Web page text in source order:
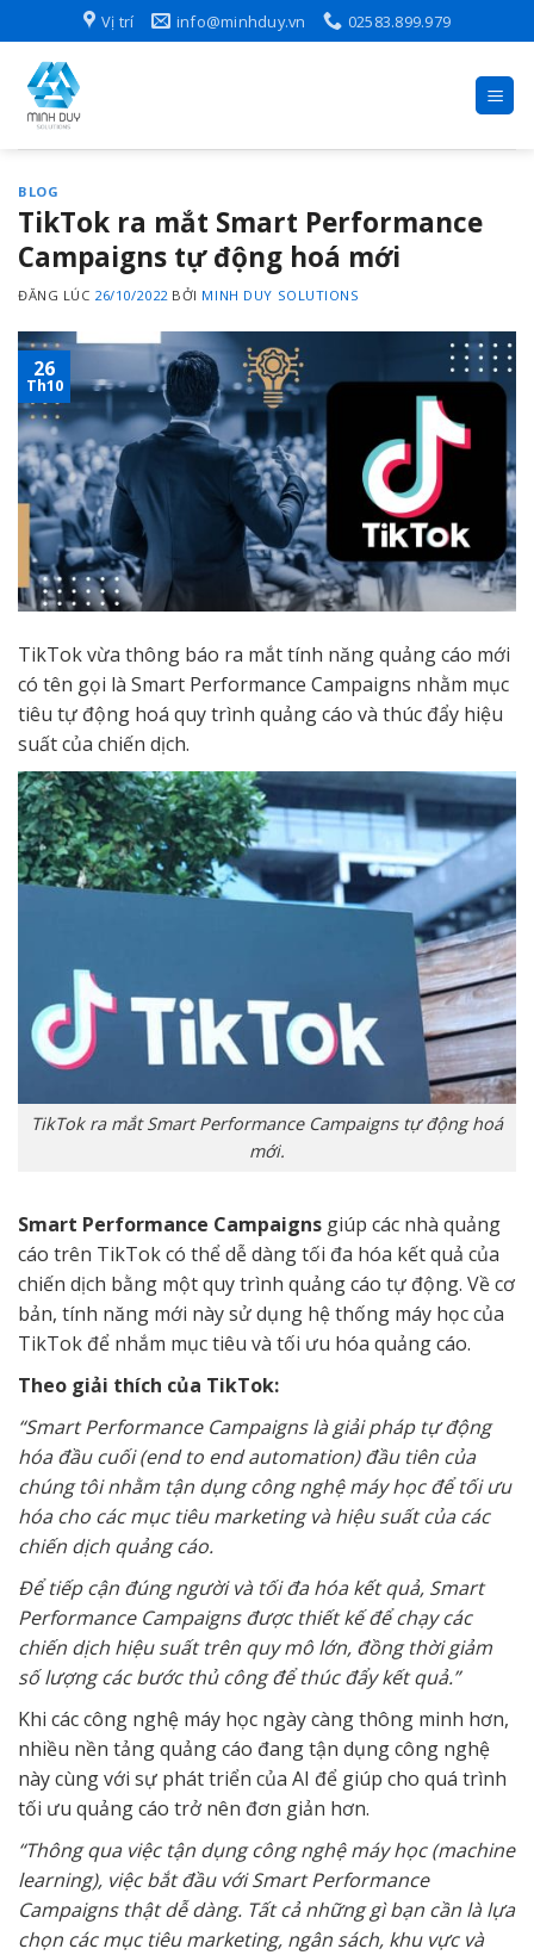
to
content
Vị trí info@minhduy.vn 02583.899.979
BLOG
TikTok ra mắt Smart Performance
Campaigns tự động hoá mới
ĐĂNG LÚC 26/10/2022 BỞI MINH DUY SOLUTIONS
26
Th10
TikTok vừa thông báo ra mắt tính năng quảng cáo mới
có tên gọi là Smart Performance Campaigns nhằm mục
tiêu tự động hoá quy trình quảng cáo và thúc đẩy hiệu
suất của chiến dịch.
TikTok ra mắt Smart Performance Campaigns tự động hoá
mới.
Smart Performance Campaigns giúp các nhà quảng
cáo trên TikTok có thể dễ dàng tối đa hóa kết quả của
chiến dịch bằng một quy trình quảng cáo tự động. Về cơ
bản, tính năng mới này sử dụng hệ thống máy học của
TikTok để nhắm mục tiêu và tối ưu hóa quảng cáo.
Theo giải thích của TikTok:
“Smart Performance Campaigns là giải pháp tự động
hóa đầu cuối (end to end automation) đầu tiên của
chúng tôi nhằm tận dụng công nghệ máy học để tối ưu
hóa cho các mục tiêu marketing và hiệu suất của các
chiến dịch quảng cáo.
Để tiếp cận đúng người và tối đa hóa kết quả, Smart
Performance Campaigns được thiết kế để chạy các
chiến dịch hiệu suất trên quy mô lớn, đồng thời giảm
số lượng các bước thủ công để thúc đẩy kết quả.”
Khi các công nghệ máy học ngày càng thông minh hơn,
nhiều nền tảng quảng cáo đang tận dụng công nghệ
này cùng với sự phát triển của AI để giúp cho quá trình
tối ưu quảng cáo trở nên đơn giản hơn.
“Thông qua việc tận dụng công nghệ máy học (machine
learning), việc bắt đầu với Smart Performance
Campaigns thật dễ dàng. Tất cả những gì bạn cần là lựa
chọn các mục tiêu marketing, ngân sách, khu vực và